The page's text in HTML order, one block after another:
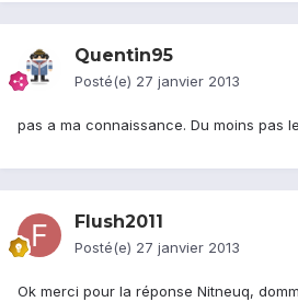
Quentin95
Posté(e) 27 janvier 2013
pas a ma connaissance. Du moins pas
Flush2011
Posté(e) 27 janvier 2013
Ok merci pour la réponse Nitneuq,